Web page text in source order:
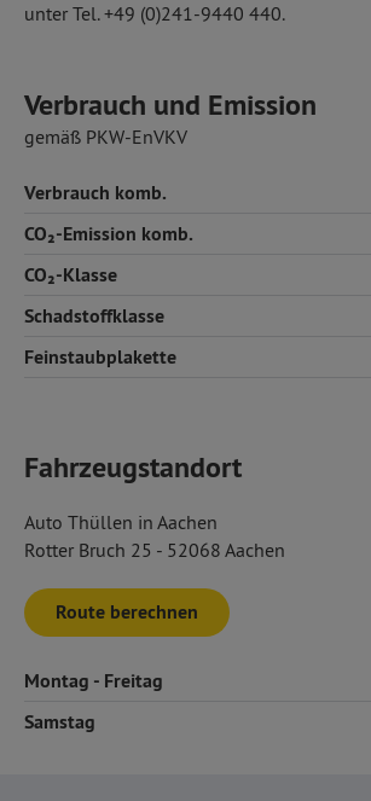
unter Tel. +49 (0)241-9440 440.
Verbrauch und Emission
gemäß PKW-EnVKV
Verbrauch komb.
CO₂-Emission komb.
CO₂-Klasse
Schadstoffklasse
Feinstaubplakette
Fahrzeugstandort
Auto Thüllen in Aachen
Rotter Bruch 25 - 52068 Aachen
Route berechnen
Montag - Freitag
Samstag